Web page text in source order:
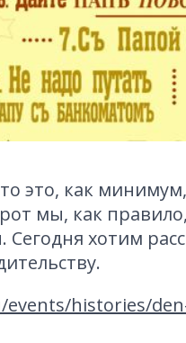
это, как
мы, как
хотим
histories/